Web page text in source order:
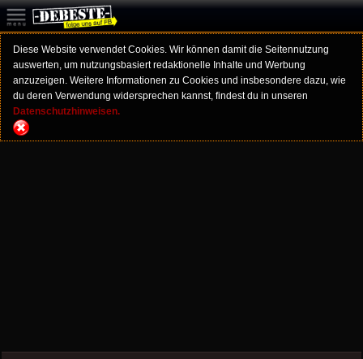
Diese Website verwendet Cookies. Wir können damit die Seitennutzung
auswerten, um nutzungsbasiert redaktionelle Inhalte und Werbung
anzuzeigen. Weitere Informationen zu Cookies und insbesondere dazu, wie
du deren Verwendung widersprechen kannst, findest du in unseren
Datenschutzhinweisen.